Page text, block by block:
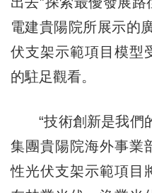
電建貴陽院所展示的
伏支架示範項目模型
的駐足觀看。
“技術創新是我們
集團貴陽院海外事業
性光伏支架示範項目